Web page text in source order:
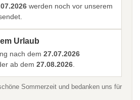
werden noch vor unserem
Urlaub
nach dem 27.07.2026
ab dem 27.08.2026
Sommerzeit und bedanken uns für